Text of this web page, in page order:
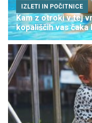
IZLETI IN POČITNICE
Kam z otroki v tej
kopališčih vas